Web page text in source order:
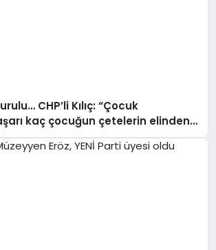
CHP’li Kılıç: “Çocuk
kaç çocuğun çetelerin elinden
ölçülür”